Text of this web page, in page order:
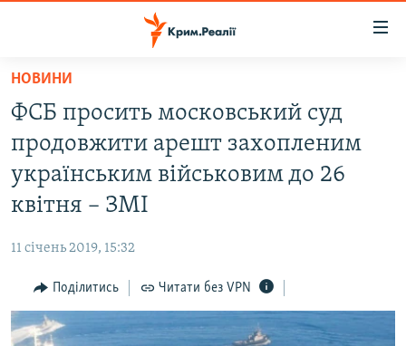
Перейти
основного
матеріалу
Перейти
до
основної
Перейти
пошуку
ВОДА.КРИМ
ВІДЕО ТА ФОТО
ПОЛІТИКА
ІНТЕРВ'Ю
ВСЕ ЗА ДЕНЬ
НОВИНИ
ФСБ просить московський суд
продовжити арешт захопленим
українським військовим до 26
квітня – ЗМІ
11 січень 2019, 15:32
Поділитись Читати без VPN